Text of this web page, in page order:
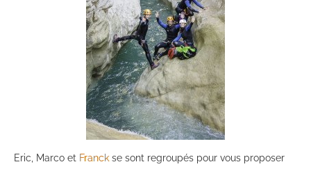
Eric, Marco et Franck se sont regroupés pour vous proposer